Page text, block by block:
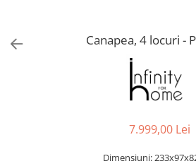
Oglinzi hol
Canapea, 4 locuri -
7.999,00 Lei
Dimensiuni: